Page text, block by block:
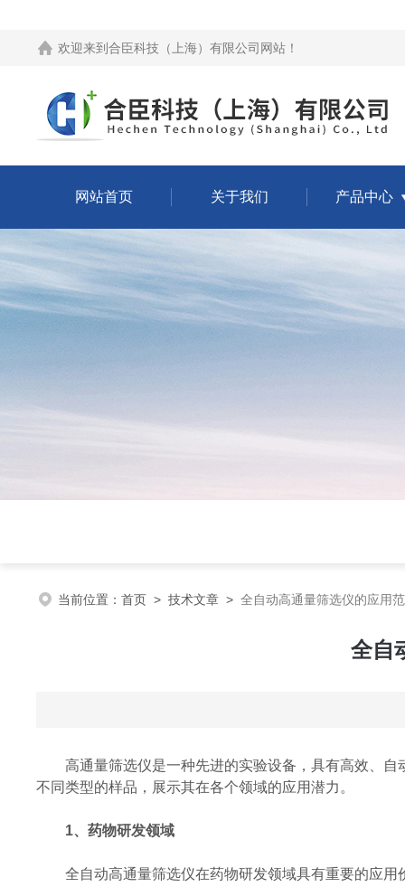
欢迎来到 合臣科技（上海）有限公司网站 ！
网站首页 关于我们 产品中心
当前位置： 首页 > 技术文章 > 全自动高通量筛选仪的应用
全自
高通量筛选仪是一种先进的实验设备，具有高效、自
不同类型的样品，展示其在各个领域的应用潜力。
1、药物研发领域
全自动高通量筛选仪在药物研发领域具有重要的应用